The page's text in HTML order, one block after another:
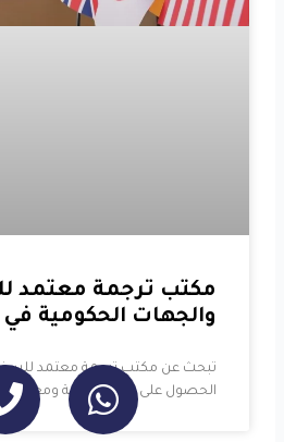
مكتب ترجمة معتمد
والجهات الحكومية
تبحث عن مكتب ترجمة معتمد
الحصول على ترجمة دقيقة ومعتمدة